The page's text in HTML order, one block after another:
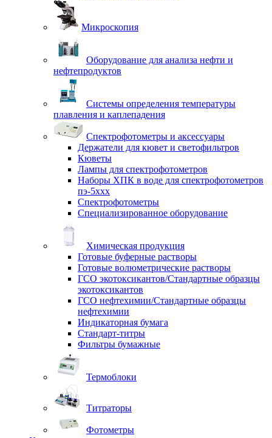
Микроскопия
Оборудование для анализа нефти и
нефтепродуктов
Системы определения температуры
плавления и каплепадения
Спектрофотометры и аксессуары
Держатели для кювет и светофильтров
Кюветы
Лампы для спектрофотометров
Наборы ХПК в воде для спектрофотометров
пэ-5ххх
Спектрофотометры
Специализированное оборудование
Химическая продукция
Готовые буферные растворы
Готовые волюметрические растворы
ГСО экотоксикантов/Стандартные образцы
экотоксикантов
ГСО нефтехимии/Стандартные образцы
нефтехимии
Индикаторная бумага
Стандарт-титры
Фильтры бумажные
Термоблоки
Титраторы
Фотометры